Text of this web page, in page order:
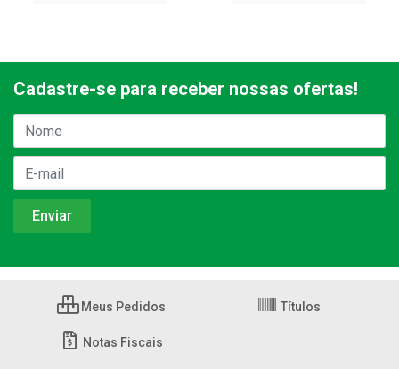
Cadastre-se para receber nossas ofertas!
Meus Pedidos Títulos
Notas Fiscais